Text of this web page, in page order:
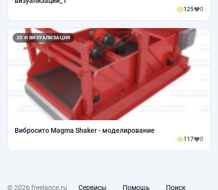
125 0
3D И ВИЗУАЛИЗАЦИЯ
Вибросито Magma Shaker - моделирование
117 0
© 2026 freelance.ru Сервисы Помощь Поиск